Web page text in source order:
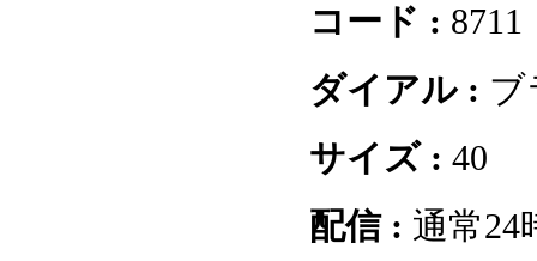
コード : 8711
ダイアル : ブ
サイズ : 40
配信 : 通常24